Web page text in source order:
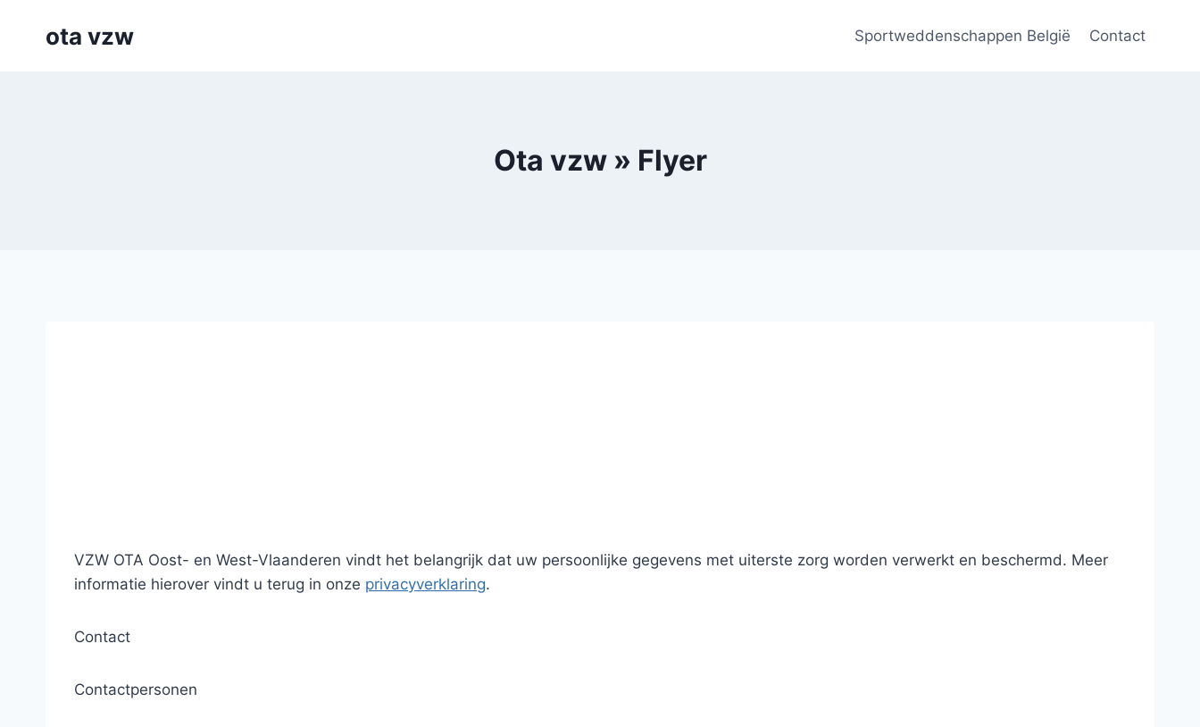
ota vzw Sportweddenschappen België Contact
Ota vzw » Flyer
VZW OTA Oost- en West-Vlaanderen vindt het belangrijk dat uw persoonlijke gegevens met uiterste zorg worden verwerkt en beschermd. Meer
informatie hierover vindt u terug in onze privacyverklaring.
Contact
Contactpersonen